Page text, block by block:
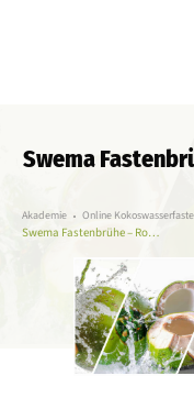
Swema
Akademie Online
Swema Fastenbrühe – Rohkostqualität